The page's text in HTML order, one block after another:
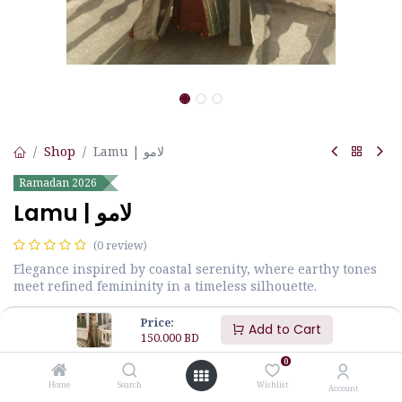
Price:
150.000BD Add to Cart
Home Search
0
Wishlist Account
Shop Lamu | لامو
Ramadan 2026
Lamu | لامو
(0 review)
Elegance inspired by coastal serenity, where earthy tones
meet refined femininity in a timeless silhouette.
أناقة مستوحاة من هدوء السواحل، حيث تلتقي الألوان الدافئة بأنوثة راقية
في تصميم خالد.
150.000